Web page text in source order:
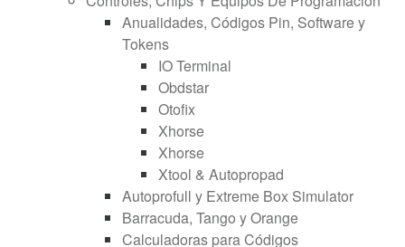
Anualidades, Códigos Pin, Software y
Tokens
IO Terminal
Obdstar
Otofix
Xhorse
Xhorse
Xtool & Autopropad
Autoprofull y Extreme Box Simulator
Barracuda, Tango y Orange
Calculadoras para Códigos